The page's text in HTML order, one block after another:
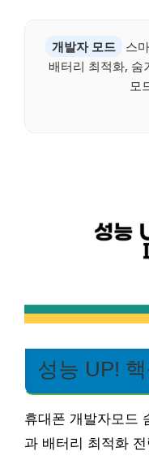
개발자 모드
스
배터리 최적화, 숨
모
성능 UP!
휴대폰 개발자모드
과 배터리 최적화